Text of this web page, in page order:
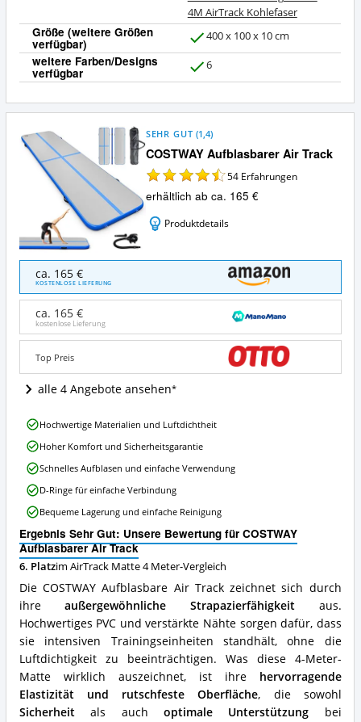
4M AirTrack Kohlefaser
Größe (weitere Größen
verfügbar) 400 x 100 x 10 cm
weitere Farben/Designs
verfügbar 6
COSTWAY Aufblasbarer Air Track
SEHR GUT (1,4)
54 Erfahrungen
erhältlich ab ca. 165 €
Produktdetails
COSTWAY
Aufblasbarer
Air
Track
Angebote:
Wo
AirTrack
Matte
Meter
erhältlich?
ca. 165 €
KOSTENLOSE LIEFERUNG
ca. 165 €
kostenlose Lieferung
Top Preis
alle 4 Angebote ansehen
Ergebnis Sehr Gut: Unsere Bewertung für COSTWAY
Aufblasbarer Air Track
6. Platzim AirTrack Matte 4 Meter-Vergleich
Die COSTWAY Aufblasbare Air Track zeichnet sich durch
ihreaußergewöhnliche Strapazierfähigkeit aus.
Hochwertiges PVC und verstärkte Nähte sorgen dafür, dass
sie intensiven Trainingseinheiten standhält, ohne die
Luftdichtigkeit zu beeinträchtigen. Was diese 4-Meter-
Matte wirklich auszeichnet, ist ihre
hervorragende
Elastizität und rutschfeste Oberfläche, die sowohl
Sicherheitals auch optimale Unterstützung bei
COSTWAY
Aufblasbarer
Air
Track
Vorteile:
Was
spricht
für
diese
AirTrack
Matte
4
Meter?
Hochwertige Materialien und Luftdichtheit
Hoher Komfort und Sicherheitsgarantie
Schnelles Aufblasen und einfache Verwendung
D-Ringe für einfache Verbindung
Bequeme Lagerung und einfache Reinigung